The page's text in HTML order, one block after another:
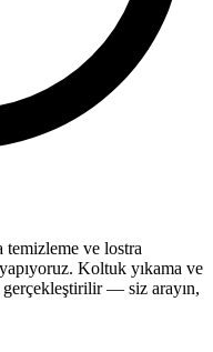
temizleme ve lostra
Koltuk yıkama ve
— siz arayın,